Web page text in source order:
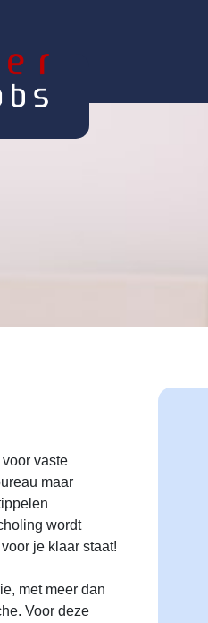
vaste
maar
wordt
je klaar staat!
met meer dan
Voor deze